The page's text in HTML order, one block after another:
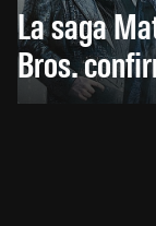
La saga
Bros.